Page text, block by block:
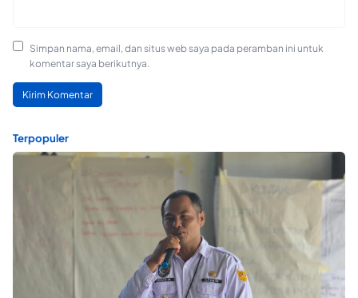
Simpan nama, email, dan situs web saya pada peramban ini untuk
komentar saya berikutnya.
Terpopuler